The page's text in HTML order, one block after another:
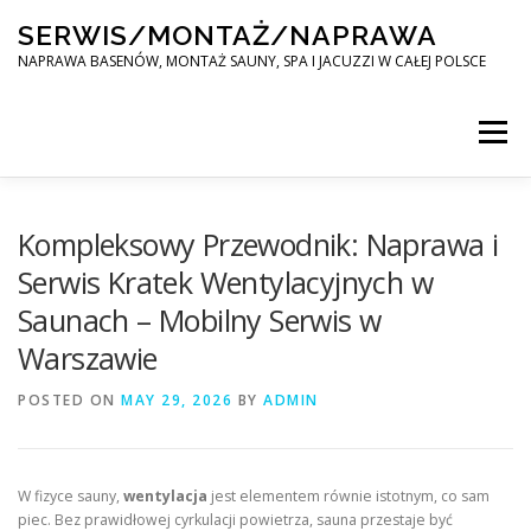
content
SERWIS/MONTAŻ/NAPRAWA
NAPRAWA BASENÓW, MONTAŻ SAUNY, SPA I JACUZZI W CAŁEJ POLSCE
Menu
MONTAŻ SAUNY, SPA, JACUZI W CAŁEJ POLSCE
KONTAKT
Kompleksowy Przewodnik: Naprawa i
Serwis Kratek Wentylacyjnych w
Saunach – Mobilny Serwis w
Warszawie
POSTED ON MAY 29, 2026 BY ADMIN
W fizyce sauny, wentylacja jest elementem równie istotnym, co sam
piec. Bez prawidłowej cyrkulacji powietrza, sauna przestaje być